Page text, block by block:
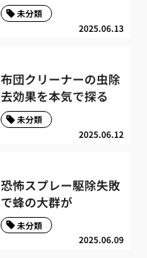
2025.06.13
未分類
布団クリーナーの虫除
去効果を本気で探る
2025.06.12
未分類
恐怖スプレー駆除失敗
で蜂の大群が
2025.06.09
未分類